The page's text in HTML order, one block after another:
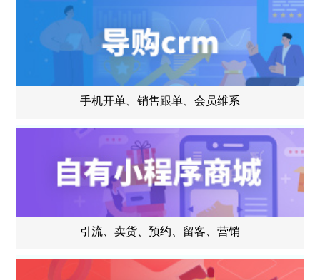
手机开单、销售跟单、会员维系
引流、卖货、预约、留客、营销